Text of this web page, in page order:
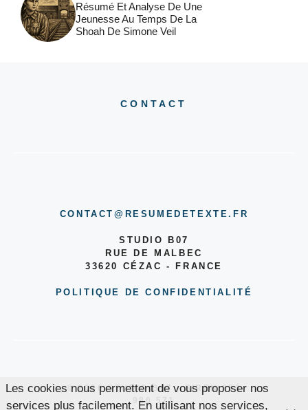
Résumé Et Analyse De Une
Jeunesse Au Temps De La
Shoah De Simone Veil
CONTACT
CONTACT@RESUMEDETEXTE.FR
STUDIO B07
RUE DE MALBEC
33620 CÉZAC - FRANCE
POLITIQUE DE CONFIDENTIALITÉ
© 2026 STUDIO B07 - SIREN 853
980 571
Les cookies nous permettent de vous proposer nos
services plus facilement. En utilisant nos services,